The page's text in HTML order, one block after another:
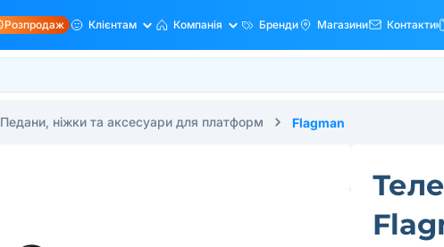
Розпродаж Клієнтам Компанія Бренди Магазини Контакти
Педани, ніжки та аксесуари для платформ Flagman